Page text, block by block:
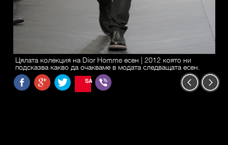
Цялата колекция на Dior Homme есен | 2012 която ни
подсказва какво да очакваме в модата следващата есен.
SAVE